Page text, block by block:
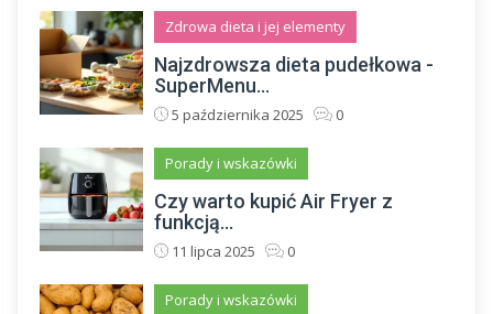
Zdrowa dieta i jej elementy
Najzdrowsza dieta pudełkowa -
SuperMenu...
5 października 2025 0
Porady i wskazówki
Czy warto kupić Air Fryer z
funkcją...
11 lipca 2025 0
Porady i wskazówki